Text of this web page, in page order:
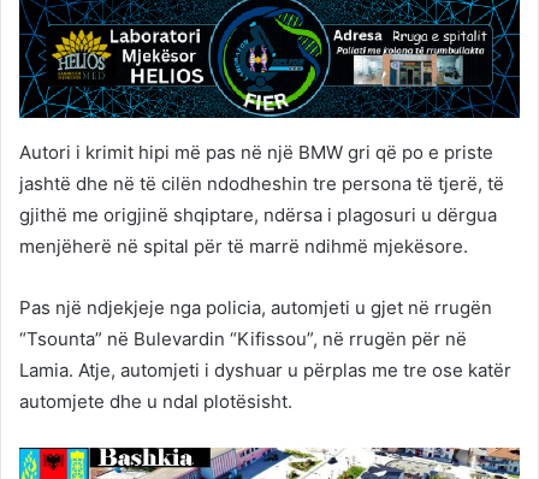
Autori i krimit hipi më pas në një BMW gri që po e priste
jashtë dhe në të cilën ndodheshin tre persona të tjerë, të
gjithë me origjinë shqiptare, ndërsa i plagosuri u dërgua
menjëherë në spital për të marrë ndihmë mjekësore.
Pas një ndjekjeje nga policia, automjeti u gjet në rrugën
“Tsounta” në Bulevardin “Kifissou”, në rrugën për në
Lamia. Atje, automjeti i dyshuar u përplas me tre ose katër
automjete dhe u ndal plotësisht.